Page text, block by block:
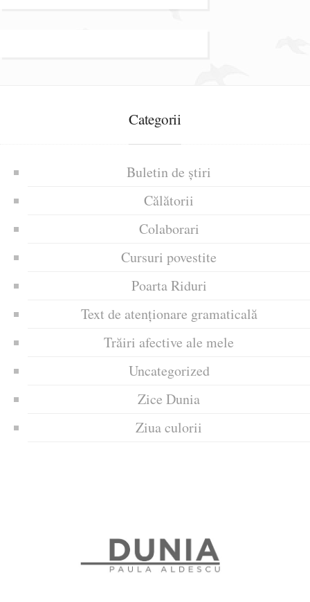
Categorii
Buletin de știri
Călătorii
Colaborari
Cursuri povestite
Poarta Riduri
Text de atenționare gramaticală
Trăiri afective ale mele
Uncategorized
Zice Dunia
Ziua culorii